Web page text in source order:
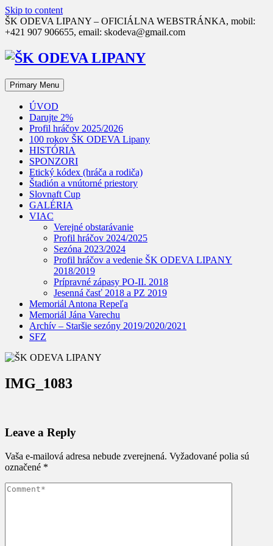
Skip to content
ŠK ODEVA LIPANY – OFICIÁLNA WEBSTRÁNKA, mobil:
+421 907 906655, email: skodeva@gmail.com
Primary Menu
ÚVOD
Darujte 2%
Profil hráčov 2025/2026
100 rokov ŠK ODEVA Lipany
HISTÓRIA
SPONZORI
Etický kódex (hráča a rodiča)
Štadión a vnútorné priestory
Slovnaft Cup
GALÉRIA
VIAC
Verejné obstarávanie
Profil hráčov 2024/2025
Sezóna 2023/2024
Profil hráčov a vedenie ŠK ODEVA LIPANY
2018/2019
Prípravné zápasy PO-II. 2018
Jesenná časť 2018 a PZ 2019
Memoriál Antona Repeľa
Memoriál Jána Varechu
Archív – Staršie sezóny 2019/2020/2021
SFZ
IMG_1083
Leave a Reply
Vaša e-mailová adresa nebude zverejnená. Vyžadované polia sú
označené *